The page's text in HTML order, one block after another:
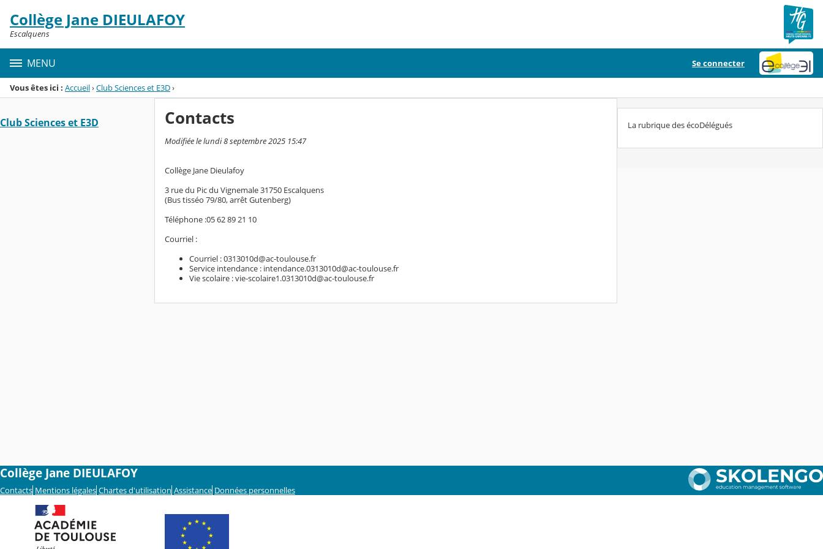
Menu de la rubrique
Contenu
Collège Jane DIEULAFOY
Escalquens
MENU Se connecter
Vous êtes ici : Accueil›Club Sciences et E3D›
Club Sciences et E3D Contacts
Modifiée le lundi 8 septembre 2025 15:47
Collège Jane Dieulafoy
3 rue du Pic du Vignemale 31750 Escalquens
(Bus tisséo 79/80, arrêt Gutenberg)
Téléphone :05 62 89 21 10
Courriel :
Courriel : 0313010d@ac-toulouse.fr
Service intendance : intendance.0313010d@ac-toulouse.fr
Vie scolaire : vie-scolaire1.0313010d@ac-toulouse.fr
La rubrique des écoDélégués
Collège Jane DIEULAFOY
Contacts Mentions légales Chartes d'utilisation Assistance Données personnelles